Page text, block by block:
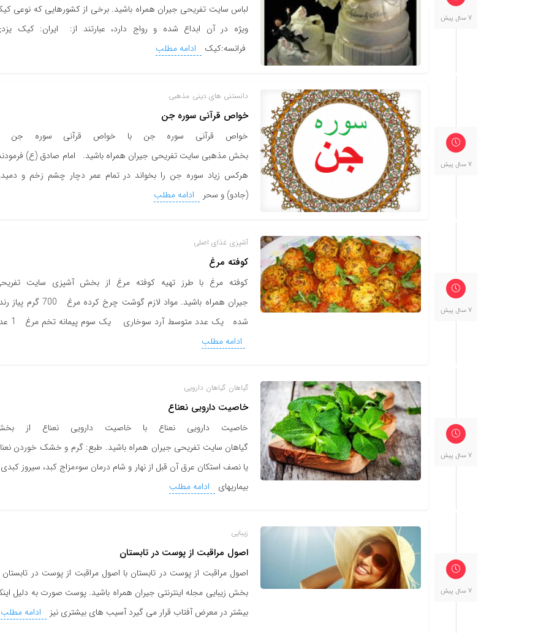
7 سال پیش
لباس سایت تفریحی جیران همراه باشید. برخی از کشورهایی که نوعی
ویژه در آن ابداع شده و رواج دارد، عبارتند از: ایران: کیک
فرانسه:کیک
ادامه مطلب
7 سال پیش
دانستنی های دینی مذهبی
خواص قرآنی سوره جن
خواص قرآنی سوره جن با خواص قرآنی سوره جن
بخش مذهبی سایت تفریحی جیران همراه باشید. امام صادق (ع)
هرکس زیاد سوره جن را بخواند در تمام عمر دچار چشم زخم و
(جادو) و سحر
ادامه مطلب
7 سال پیش
آشپزی غذای اصلی
کوفته مرغ
کوفته مرغ با طرز تهیه کوفته مرغ از بخش آشپزی سایت
جیران همراه باشید. مواد لازم گوشت چرخ کرده مرغ 700
شده یک عدد متوسط آرد سوخاری یک سوم پیمانه تخم مرغ 1 عدد
ادامه مطلب
7 سال پیش
گیاهان گیاهان دارویی
خاصیت دارویی نعناع
خاصیت دارویی نعناع با خاصیت دارویی نعناع از
گیاهان سایت تفریحی جیران همراه باشید. طبع: گرم و خشک خوردن
یا نصف استکان عرق آن قبل از نهار و شام درمان سوءمزاج کبد، سیروز
بیماریهای
ادامه مطلب
7 سال پیش
زیبایی
اصول مراقبت از پوست در تابستان
اصول مراقبت از پوست در تابستان با اصول مراقبت از پوست در تابستان
بخش زیبایی مجله اینترنتی جیران همراه باشید. پوست صورت به دلیل
بیشتر در معرض آفتاب قرار می گیرد آسیب های بیشتری نیز
ادامه مطلب